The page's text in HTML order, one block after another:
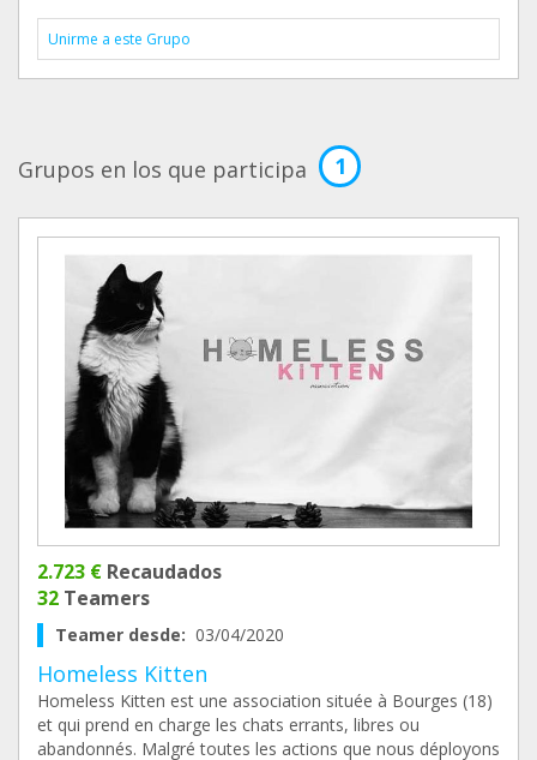
Unirme a este Grupo
Grupos en los que participa 1
2.723 € Recaudados
32 Teamers
Teamer desde: 03/04/2020
Homeless Kitten
Homeless Kitten est une association située à Bourges (18)
et qui prend en charge les chats errants, libres ou
abandonnés. Malgré toutes les actions que nous déployons